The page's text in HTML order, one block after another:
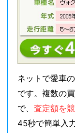
ネットで愛車
です。複数の
で、 査定額を
45秒で簡単入